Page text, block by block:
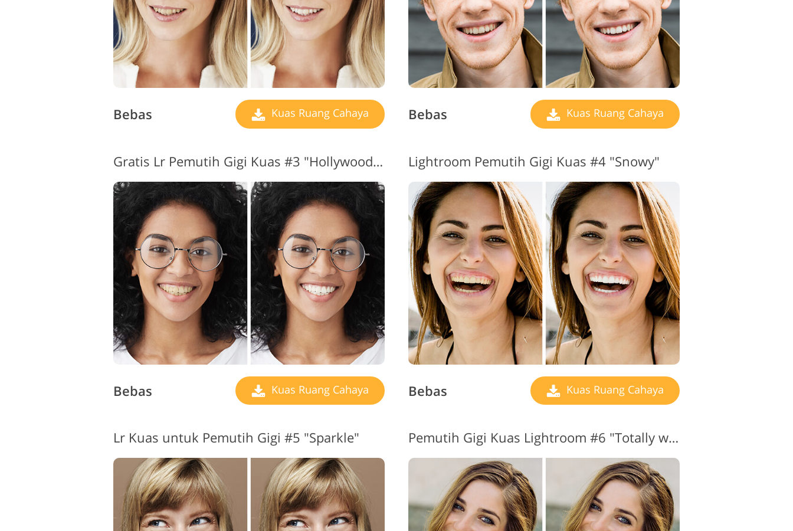
Bebas Kuas Ruang Cahaya Bebas Kuas Ruang Cahaya
Gratis Lr Pemutih Gigi Kuas #3 "Hollywood smile"
Bebas Kuas Ruang Cahaya
Lightroom Pemutih Gigi Kuas #4 "Snowy"
Bebas Kuas Ruang Cahaya
Lr Kuas untuk Pemutih Gigi #5 "Sparkle" Pemutih Gigi Kuas Lightroom #6 "Totally white"